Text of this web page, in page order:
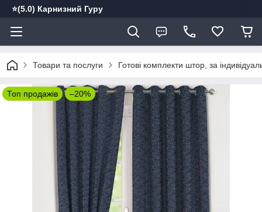
⭐️(5.0) Карнизний Гуру
Товари та послуги Готові комплекти штор, за
Топ продажів –20%